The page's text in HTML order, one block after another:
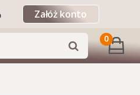
Załóż konto
0